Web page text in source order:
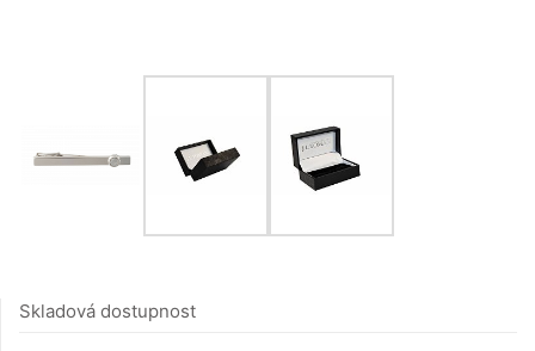
Skladová dostupnost